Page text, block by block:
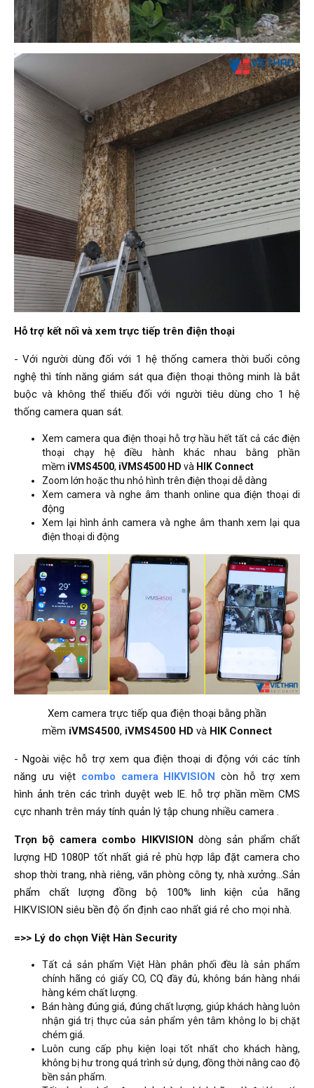
Hỗ trợ kết nối và xem trực tiếp trên điện thoại
- Với người dùng đối với 1 hệ thống camera thời buổi công
nghệ thì tính năng giám sát qua điện thoại thông minh là bắt
buộc và không thể thiếu đối với người tiêu dùng cho 1 hệ
thống camera quan sát.
Xem camera qua điện thoại hỗ trợ hầu hết tất cả các điện
thoại chạy hệ điều hành khác nhau bằng phần
mềm iVMS4500, iVMS4500 HD và HIK Connect
Zoom lớn hoặc thu nhỏ hình trên điện thoại dễ dàng
Xem camera và nghe âm thanh online qua điện thoại di
động
Xem lại hình ảnh camera và nghe âm thanh xem lại qua
điện thoại di động
Xem camera trực tiếp qua điện thoại bằng phần
mềm iVMS4500, iVMS4500 HD và HIK Connect
- Ngoài việc hỗ trợ xem qua điện thoại di động với các tính
năng ưu việt combo camera HIKVISION
còn hỗ trợ xem
hình ảnh trên các trình duyệt web IE. hỗ trợ phần mềm CMS
cực nhanh trên máy tính quản lý tập chung nhiều camera .
Trọn bộ camera combo HIKVISION dòng sản phẩm chất
lượng HD 1080P tốt nhất giá rẻ phù hợp lắp đặt camera cho
shop thời trang, nhà riêng, văn phòng công ty, nhà xưởng...Sản
phẩm chất lượng đồng bộ 100% linh kiện của hãng
HIKVISION siêu bền độ ổn định cao nhất giá rẻ cho mọi nhà.
=>> Lý do chọn Việt Hàn Security
Tất cả sản phẩm Việt Hàn phân phối đều là sản phẩm
chính hãng có giấy CO, CQ đầy đủ, không bán hàng nhái
hàng kém chất lượng.
Bán hàng đúng giá, đúng chất lượng, giúp khách hàng luôn
nhận giá trị thực của sản phẩm yên tâm không lo bị chặt
chém giá.
Luôn cung cấp phụ kiện loại tốt nhất cho khách hàng,
không bị hư trong quá trình sử dụng, đồng thời nâng cao độ
bền sản phẩm.